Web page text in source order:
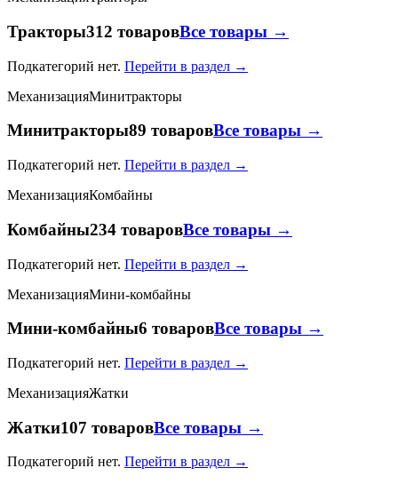
Тракторы312 товаровВсе товары →
Подкатегорий нет. Перейти в раздел →
МеханизацияМинитракторы
Минитракторы89 товаровВсе товары →
Подкатегорий нет. Перейти в раздел →
МеханизацияКомбайны
Комбайны234 товаровВсе товары →
Подкатегорий нет. Перейти в раздел →
МеханизацияМини-комбайны
Мини-комбайны6 товаровВсе товары →
Подкатегорий нет. Перейти в раздел →
МеханизацияЖатки
Жатки107 товаровВсе товары →
Подкатегорий нет. Перейти в раздел →